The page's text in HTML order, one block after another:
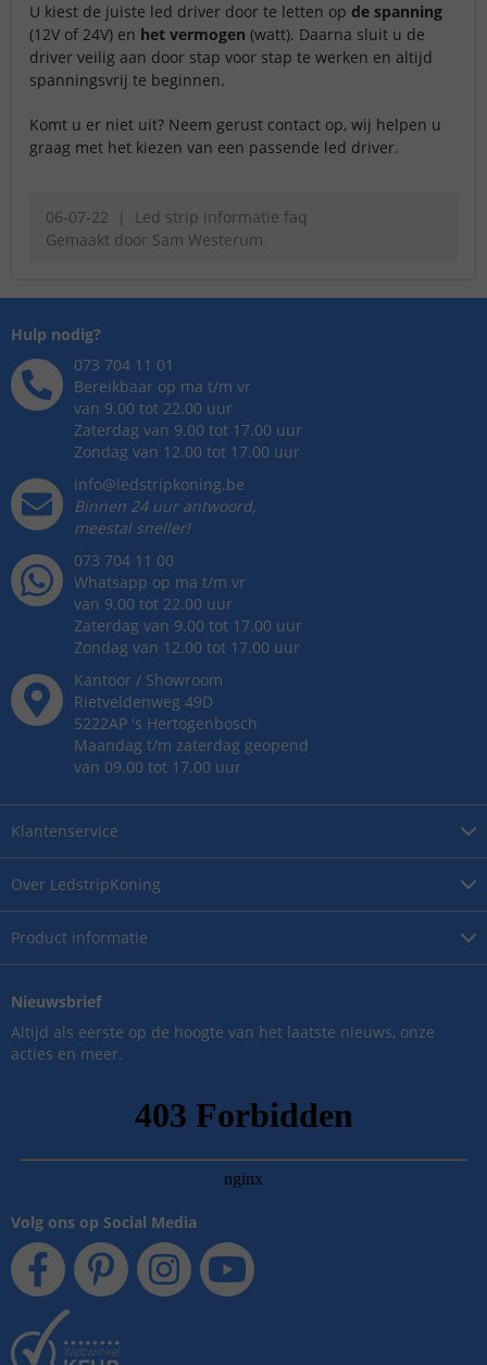
U kiest de juiste led driver door te letten op de spanning
(12V of 24V) en het vermogen (watt). Daarna sluit u de
driver veilig aan door stap voor stap te werken en altijd
spanningsvrij te beginnen.
Komt u er niet uit? Neem gerust contact op, wij helpen u
graag met het kiezen van een passende led driver.
06-07-22
Led strip informatie faq
Gemaakt door Sam Westerum
Over LedstripKoning
Product informatie
Klantenservice
Hulp nodig?
073 704 11 01
Bereikbaar op ma t/m vr
van 9.00 tot 22.00 uur
Zaterdag van 9.00 tot 17.00 uur
Zondag van 12.00 tot 17.00 uur
info@ledstripkoning.be
Binnen 24 uur antwoord,
meestal sneller!
073 704 11 00
Whatsapp op ma t/m vr
van 9.00 tot 22.00 uur
Zaterdag van 9.00 tot 17.00 uur
Zondag van 12.00 tot 17.00 uur
Kantoor / Showroom
Rietveldenweg 49D
5222AP 's Hertogenbosch
Maandag t/m zaterdag geopend
van 09.00 tot 17.00 uur
Nieuwsbrief
Altijd als eerste op de hoogte van het laatste nieuws, onze
acties en meer.
Volg ons op Social Media